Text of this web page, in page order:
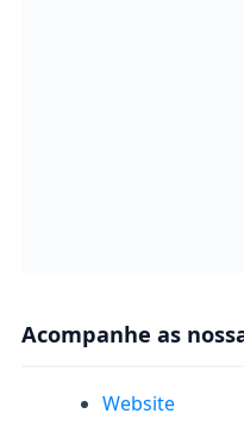
Acompanhe as
Website